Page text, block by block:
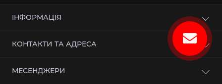
ІНФОРМАЦІЯ
Інформація про доставку
Зворотній зв’язок
КОНТАКТИ ТА АДРЕСА
МЕСЕНДЖЕРИ